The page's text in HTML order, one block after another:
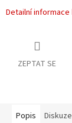
Detailní informace
ZEPTAT SE
Popis Diskuze